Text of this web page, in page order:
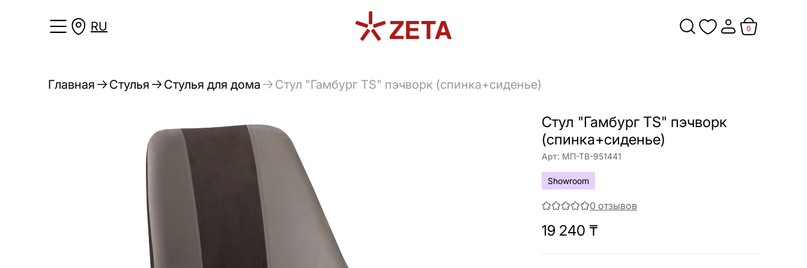
RU 0
Главная Стулья Стулья для дома Стул "Гамбург TS" пэчворк (спинка+сиденье)
Стул "Гамбург TS" пэчворк
(спинка+сиденье)
Арт: МП-ТВ-951441
Showroom
0 отзывов
19 240 ₸